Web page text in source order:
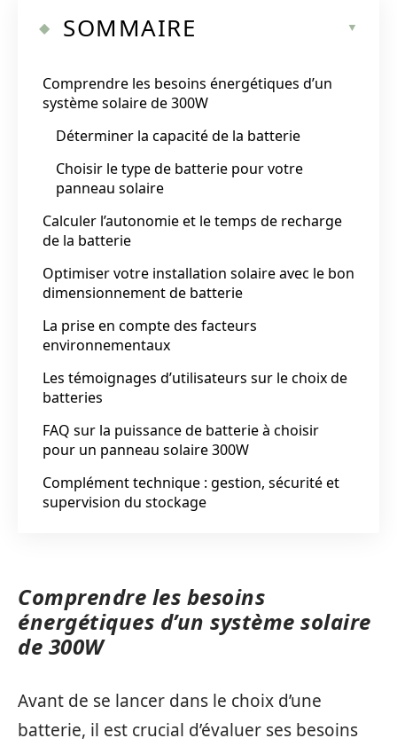
SOMMAIRE
Comprendre les besoins énergétiques d’un
système solaire de 300W
Déterminer la capacité de la batterie
Choisir le type de batterie pour votre
panneau solaire
Calculer l’autonomie et le temps de recharge
de la batterie
Optimiser votre installation solaire avec le bon
dimensionnement de batterie
La prise en compte des facteurs
environnementaux
Les témoignages d’utilisateurs sur le choix de
batteries
FAQ sur la puissance de batterie à choisir
pour un panneau solaire 300W
Complément technique : gestion, sécurité et
supervision du stockage
Comprendre les besoins
énergétiques d’un système solaire
de 300W
Avant de se lancer dans le choix d’une
batterie, il est crucial d’évaluer ses besoins